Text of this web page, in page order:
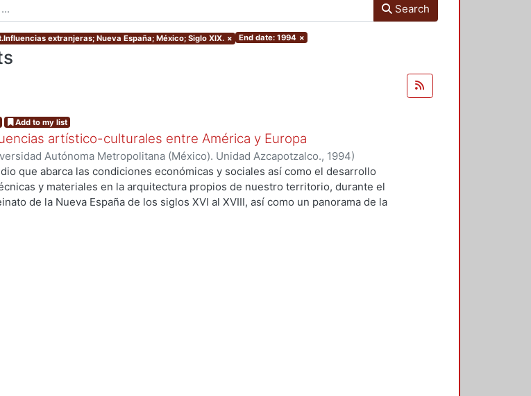
Search
extranjeras; Nueva España; México; Siglo XIX. × End date: 1994 ×
Add to my list
artístico-culturales entre América y Europa
Autónoma Metropolitana (México). Unidad Azcapotzalco., 1994)
Tazzer, Alejandro José
que abarca las condiciones económicas y sociales así como el desarrollo
y materiales en la arquitectura propios de nuestro territorio, durante el
de la Nueva España de los siglos XVI al XVIII, así como un panorama de la